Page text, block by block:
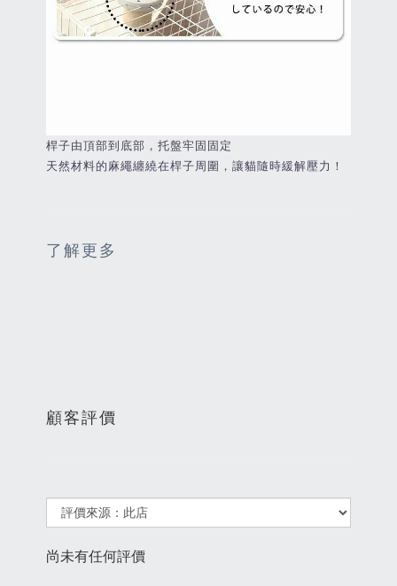
桿子由頂部到底部，托盤牢固固定
天然材料的麻繩纏繞在桿子周圍，讓貓隨時緩解壓力！
了解更多
顧客評價
尚未有任何評價